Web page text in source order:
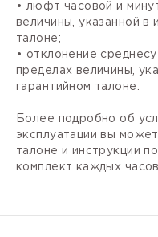
• люфт часовой и
величины, указанной в
талоне;
• отклонение
пределах величины,
гарантийном талоне.
Более подробно об
эксплуатации вы
талоне и инструкции
комплект каждых часов.